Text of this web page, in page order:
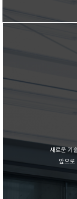
새로운 기
앞으로